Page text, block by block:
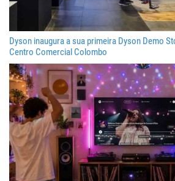
Dyson inaugura a sua primeira Dyson Demo
Centro Comercial Colombo